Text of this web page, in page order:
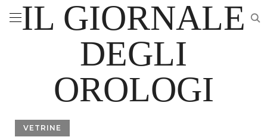
IL GIORNALE
DEGLI
OROLOGI
VETRINE